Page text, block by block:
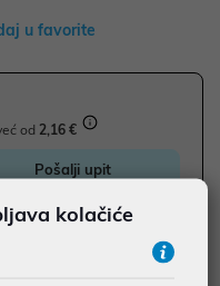
u favorite
od 2,16 €
Pošalji upit
kolačiće